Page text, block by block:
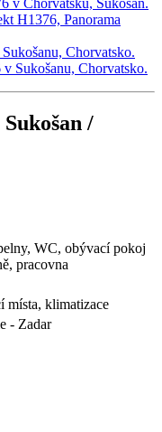
/
WC, obývací pokoj
pracovna
místa, klimatizace
- Zadar